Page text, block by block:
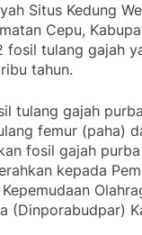
Situs Kedung
Cepu,
fosil tulang gajah
tahun.
tulang gajah
femur (paha)
fosil gajah
kepada
(Dinporabudpar)